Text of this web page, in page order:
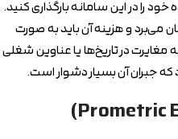
را در این سامانه بارگذاری کنید.
بین 6 تا 8 هفته زمان می‌برد و هزینه آن باید به صورت
در تاریخ‌ها یا عناوین شغلی
جبران آن بسیار دشوار است.